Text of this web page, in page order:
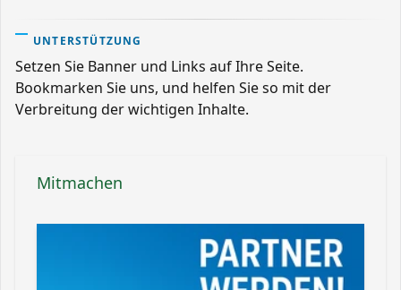
UNTERSTÜTZUNG
Setzen Sie Banner und Links auf Ihre Seite.
Bookmarken Sie uns, und helfen Sie so mit der
Verbreitung der wichtigen Inhalte.
Mitmachen